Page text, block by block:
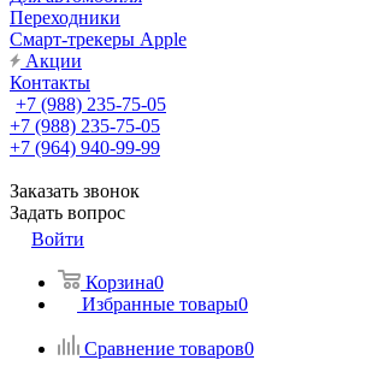
Переходники
Смарт-трекеры Apple
Акции
Контакты
+7 (988) 235-75-05
+7 (988) 235-75-05
+7 (964) 940-99-99
Заказать звонок
Задать вопрос
Войти
Корзина0
Избранные товары0
Сравнение товаров0